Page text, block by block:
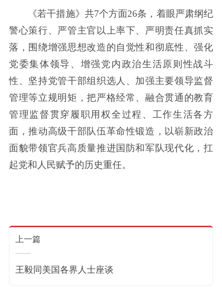
《若干措施》共7个方面26条，着眼严肃纲纪
警心策行、严管主官以上率下、严明责任真抓实
落，围绕增强思想改造的自觉性和彻底性、强化
党委集体领导、增强党内政治生活原则性战斗
性、坚持党管干部组织选人、加强主要领导监督
管理等立规明矩，把严格经常、融合贯通的教育
管理监督贯穿履职用权全过程、工作生活各方
面，推动高级干部队伍革命性锻造，以崭新政治
面貌带领官兵高质量推进国防和军队现代化，扛
起党和人民赋予的历史重任。
上一篇
王毅同美国各界人士座谈